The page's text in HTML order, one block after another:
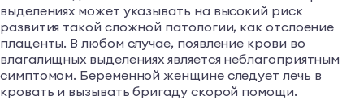
выделениях может указывать на высокий риск
развития такой сложной патологии, как отслоение
плаценты. В любом случае, появление крови во
влагалищных выделениях является неблагоприятным
симптомом. Беременной женщине следует лечь в
кровать и вызывать бригаду скорой помощи.